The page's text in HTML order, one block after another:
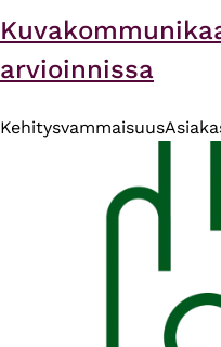
arvioinnissa
Kehitysvammaisuus